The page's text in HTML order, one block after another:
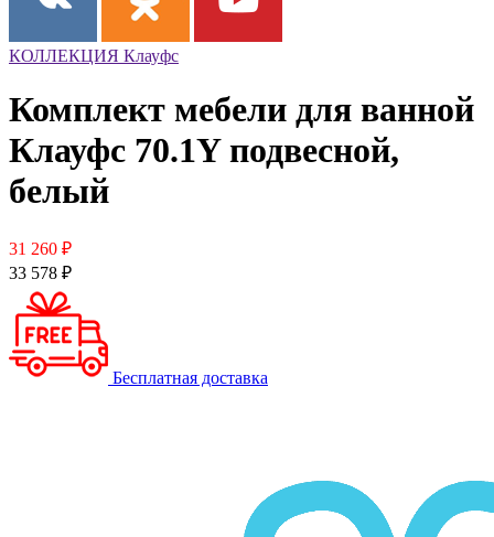
КОЛЛЕКЦИЯ Клауфс
Комплект мебели для ванной
Клауфс 70.1Y подвесной,
белый
31 260 ₽
33 578 ₽
Бесплатная доставка